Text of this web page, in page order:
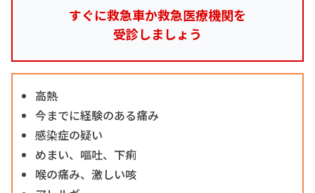
すぐに救急車か救急医療機関を
受診しましょう
高熱
今までに経験のある痛み
感染症の疑い
めまい、嘔吐、下痢
喉の痛み、激しい咳